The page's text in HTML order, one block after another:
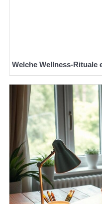
Welche Wellness-Rituale